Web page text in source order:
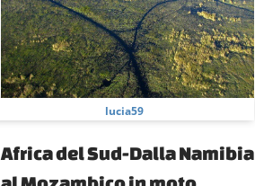
lucia59
Africa del Sud-Dalla Namibia